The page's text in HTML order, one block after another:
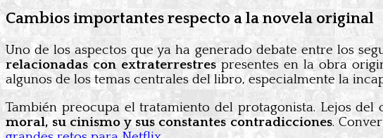
Cambios importantes respecto a la novela original
Uno de los aspectos que ya ha generado debate entre los
relacionadas con extraterrestres presentes en la obra
algunos de los temas centrales del libro, especialmente la
También preocupa el tratamiento del protagonista. Lejos
moral, su cinismo y sus constantes contradicciones.